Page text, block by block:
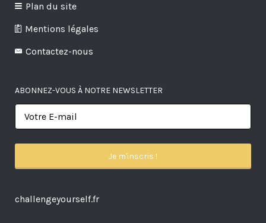
Plan du site
Mentions légales
Contactez-nous
ABONNEZ-VOUS À NOTRE NEWSLETTER
challengeyourself.fr